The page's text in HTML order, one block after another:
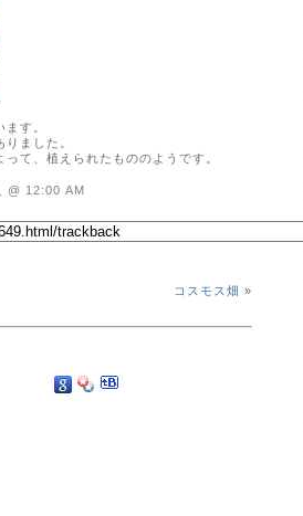
す。
ました。
て、植えられたもののようです。
@ 12:00 AM
コスモス畑 »